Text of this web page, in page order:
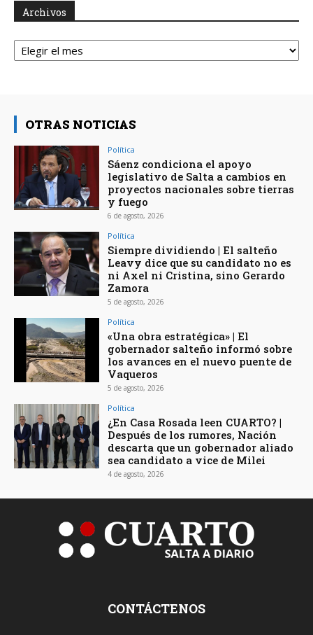
Archivos
Archivos
OTRAS NOTICIAS
Política
Sáenz condiciona el apoyo
legislativo de Salta a cambios en
proyectos nacionales sobre tierras
y fuego
6 de agosto, 2026
Política
Siempre dividiendo | El salteño
Leavy dice que su candidato no es
ni Axel ni Cristina, sino Gerardo
Zamora
5 de agosto, 2026
Política
«Una obra estratégica» | El
gobernador salteño informó sobre
los avances en el nuevo puente de
Vaqueros
5 de agosto, 2026
Política
¿En Casa Rosada leen CUARTO? |
Después de los rumores, Nación
descarta que un gobernador aliado
sea candidato a vice de Milei
4 de agosto, 2026
CONTÁCTENOS